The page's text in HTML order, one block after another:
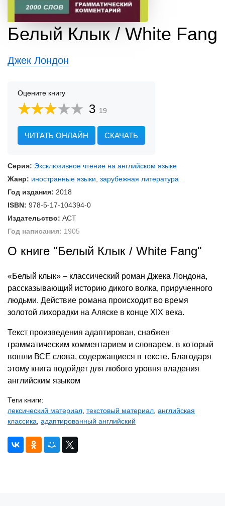
Белый Клык / White Fang
Джек Лондон
Оцените книгу
3 19
ЧИТАТЬ ОНЛАЙН СКАЧАТЬ
Серия: Эксклюзивное чтение на английском языке
Жанр: иностранные языки, зарубежная литература
Год издания: 2018
ISBN: 978-5-17-104394-0
Издательство: АСТ
Год написания: 1905
О книге "Белый Клык / White Fang"
«Белый клык» – классический роман Джека Лондона,
рассказывающий историю дикого волка, прирученного
людьми. Действие романа происходит во время
золотой лихорадки на Аляске в конце XIX века.
Текст произведения адаптирован, снабжен
грамматическим комментарием и словарем, в который
вошли ВСЕ слова, содержащиеся в тексте. Благодаря
этому книга подойдет для любого уровня владения
английским языком
Теги книги:
лексический материал, текстовый материал, английская
классика, адаптированный английский